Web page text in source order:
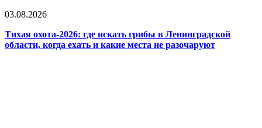
03.08.2026
Тихая охота-2026: где искать грибы в Ленинградской
области, когда ехать и какие места не разочаруют